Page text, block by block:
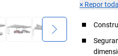
× Repor